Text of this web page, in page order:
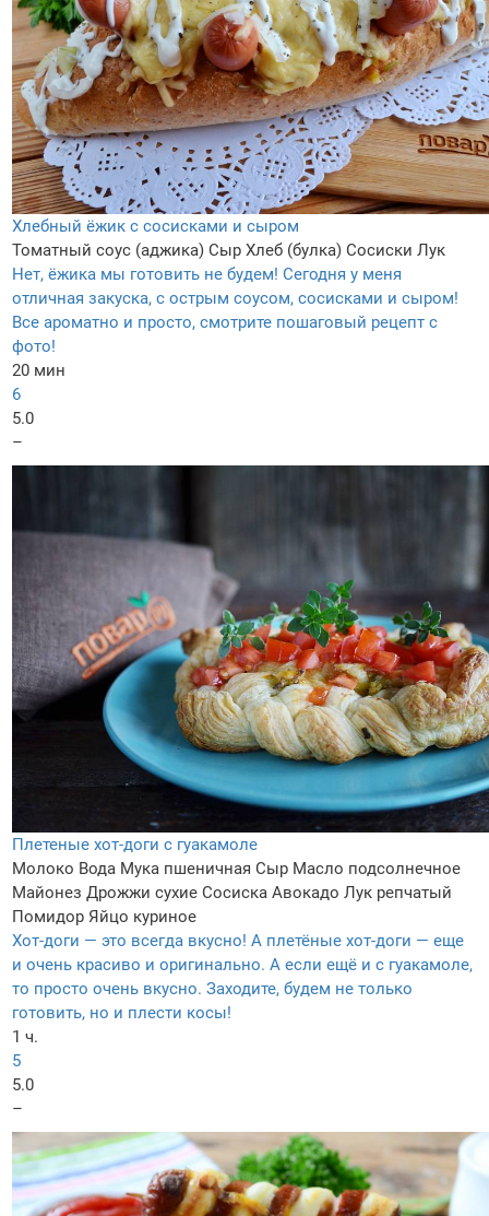
Хлебный ёжик с сосисками и сыром
Томатный соус (аджика) Сыр Хлеб (булка) Сосиски Лук
Нет, ёжика мы готовить не будем! Сегодня у меня
отличная закуска, с острым соусом, сосисками и сыром!
Все ароматно и просто, смотрите пошаговый рецепт с
фото!
20 мин
6
5.0
–
Плетеные хот-доги с гуакамоле
Молоко Вода Мука пшеничная Сыр Масло подсолнечное
Майонез Дрожжи сухие Сосиска Авокадо Лук репчатый
Помидор Яйцо куриное
Хот-доги — это всегда вкусно! А плетёные хот-доги — еще
и очень красиво и оригинально. А если ещё и с гуакамоле,
то просто очень вкусно. Заходите, будем не только
готовить, но и плести косы!
1 ч.
5
5.0
–